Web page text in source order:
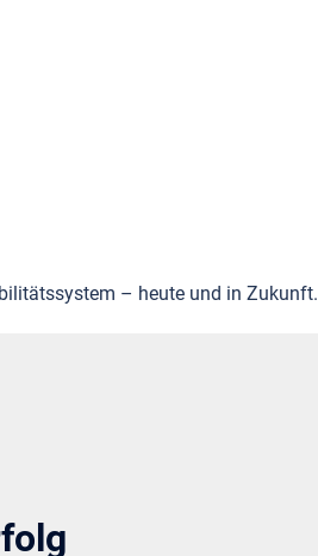
– heute und in Zukunft.